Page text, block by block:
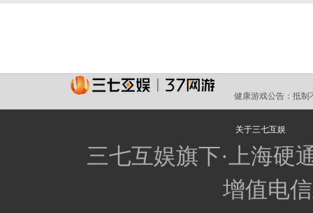
健康游戏公告： 抵制
关于三七互娱
三七互娱旗下·上海硬
增值电